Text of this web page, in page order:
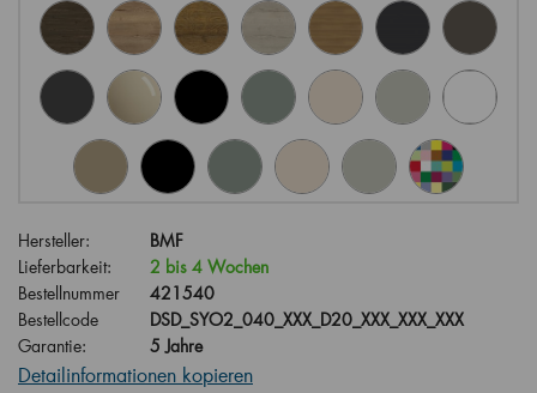
Hersteller:
BMF
Lieferbarkeit:
2 bis 4 Wochen
Bestellnummer
421540
Bestellcode
DSD_SYO2_040_XXX_D20_XXX_XXX_XXX
Garantie:
5 Jahre
Detailinformationen kopieren